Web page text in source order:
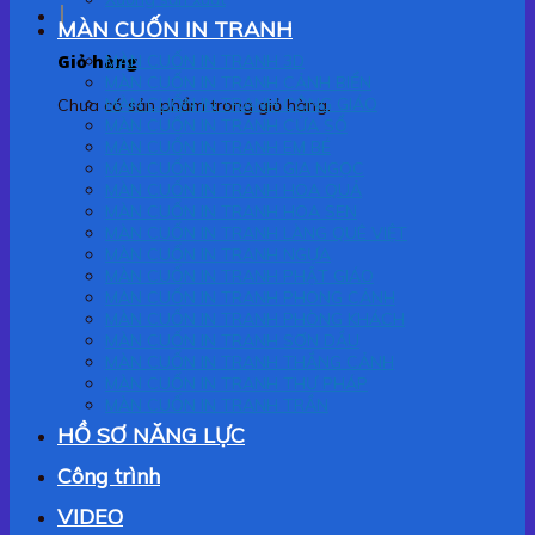
Giỏ hàng
Chưa có sản phẩm trong giỏ hàng.
MÀN CUỐN IN TRANH
MÀN CUỐN IN TRANH 3D
MÀN CUỐN IN TRANH CÔNG GIÁO
HỒ SƠ NĂNG LỰC
Công trình
VIDEO